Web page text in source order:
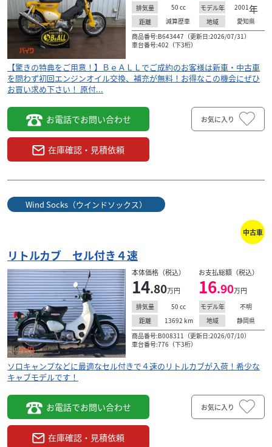
排気量 50 cc モデル年 2001年
距離 減算歴車 地域
愛知県
商品番号:B643447（更新日:2026/07/31）
車台番号:402（下3桁）
【驚きの特典をご用意！】ＢｅＡＬＬでご成約のお客様は新車・中古車
を問わず初回エンジンオイル交換、補充が無料！お得なこの機会にぜひ
お買い求め下さい！ 原付...
お電話でお問い合わせ
在庫確認・見積依頼
お気に入り
Wind Socks（ウインドソックス）
中古車
リトルカブ セル付き４速
本体価格（税込）
14.80万円
お支払総額（税込）
16.90万円
排気量 50 cc モデル年
不明
距離
13692 km 地域
静岡県
商品番号:B008311（更新日:2026/07/10）
車台番号:776（下3桁）
ソロキャンプなどに最適なセル付きで４速のリトルカブが入荷！希少な
キャブモデルです！
お電話でお問い合わせ
在庫確認・見積依頼
お気に入り